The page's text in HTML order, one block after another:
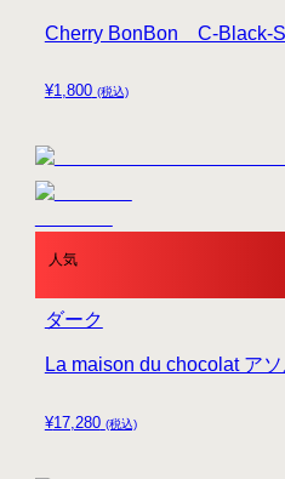
¥1,800 (税込)
Cherry BonBon C-Black-
人気
¥17,280 (税込)
La maison du chocolat ア
ダーク